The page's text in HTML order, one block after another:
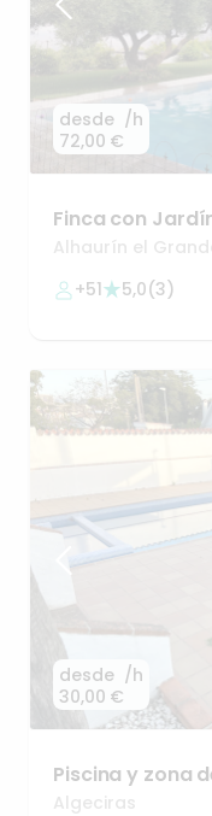
desde
72,00 €
/h
Finca con
Grande
Alhaurín el
+51
5,0(3)
desde
30,00 €
/h
Piscina y zona
Algeciras